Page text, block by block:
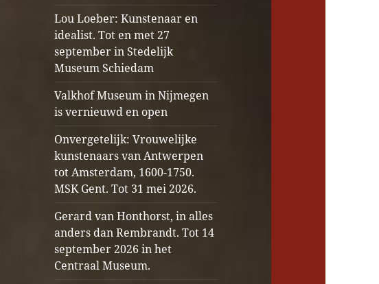
Lou Loeber: Kunstenaar en
idealist. Tot en met 27
september in Stedelijk
Museum Schiedam
Valkhof Museum in Nijmegen
is vernieuwd en open
Onvergetelijk: Vrouwelijke
kunstenaars van Antwerpen
tot Amsterdam, 1600-1750.
MSK Gent. Tot 31 mei 2026.
Gerard van Honthorst, in alles
anders dan Rembrandt. Tot 14
september 2026 in het
Centraal Museum.